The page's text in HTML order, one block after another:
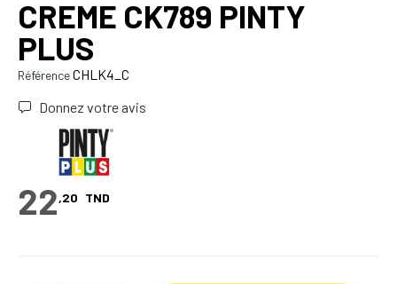
CREME CK789 PINTY
PLUS
RéférenceCHLK4_C
Donnez votre avis
22,20 TND